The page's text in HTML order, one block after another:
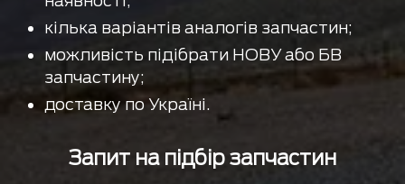
кілька варіантів аналогів запчастин;
можливість підібрати НОВУ або БВ
запчастину;
доставку по Україні.
Запит на підбір запчастин